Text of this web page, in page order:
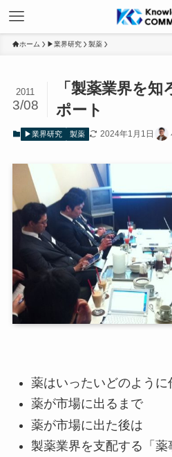
ホーム ▶業界研究 製薬
「製薬業界を
ポート
2011
3/08
▶業界研究 製薬 2024年1月1日
薬はいったいどのように
薬が市場に出るまで
薬が市場に出た後は
製薬業界を支配する「